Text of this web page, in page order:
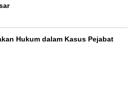
Hukum dalam Kasus Pejabat